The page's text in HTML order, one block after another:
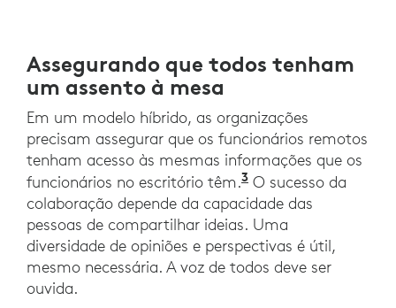
Assegurando que todos tenham
um assento à mesa
Em um modelo híbrido, as organizações
precisam assegurar que os funcionários remotos
tenham acesso às mesmas informações que os
funcionários no escritório têm.3 Hybrid-Remote:
O sucesso da
colaboração depende da capacidade das
pessoas de compartilhar ideias. Uma
diversidade de opiniões e perspectivas é útil,
mesmo necessária. A voz de todos deve ser
ouvida.